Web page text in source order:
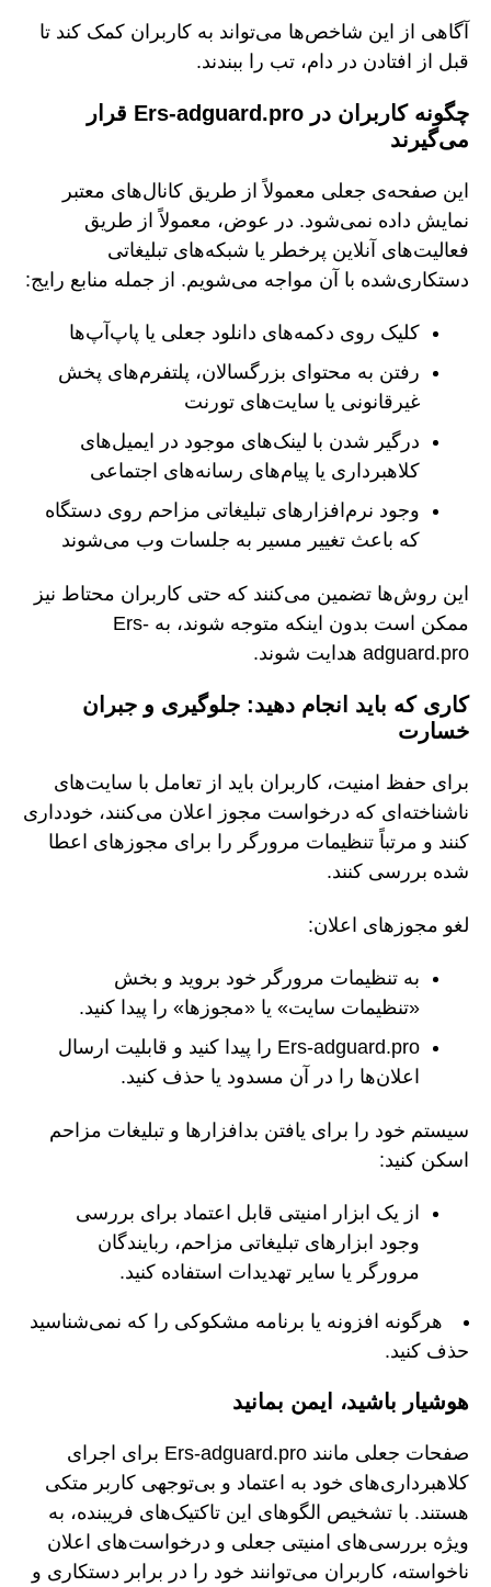
آگاهی از این شاخص‌ها می‌تواند به کاربران کمک کند تا
قبل از افتادن در دام، تب را ببندند.
چگونه کاربران در Ers-adguard.pro قرار
می‌گیرند
این صفحه‌ی جعلی معمولاً از طریق کانال‌های معتبر
نمایش داده نمی‌شود. در عوض، معمولاً از طریق
فعالیت‌های آنلاین پرخطر یا شبکه‌های تبلیغاتی
دستکاری‌شده با آن مواجه می‌شویم. از جمله منابع رایج:
کلیک روی دکمه‌های دانلود جعلی یا پاپ‌آپ‌ها
رفتن به محتوای بزرگسالان، پلتفرم‌های پخش
غیرقانونی یا سایت‌های تورنت
درگیر شدن با لینک‌های موجود در ایمیل‌های
کلاهبرداری یا پیام‌های رسانه‌های اجتماعی
وجود نرم‌افزارهای تبلیغاتی مزاحم روی دستگاه
که باعث تغییر مسیر به جلسات وب می‌شوند
این روش‌ها تضمین می‌کنند که حتی کاربران محتاط نیز
ممکن است بدون اینکه متوجه شوند، به Ers-
adguard.pro هدایت شوند.
کاری که باید انجام دهید: جلوگیری و جبران
خسارت
برای حفظ امنیت، کاربران باید از تعامل با سایت‌های
ناشناخته‌ای که درخواست مجوز اعلان می‌کنند، خودداری
کنند و مرتباً تنظیمات مرورگر را برای مجوزهای اعطا
شده بررسی کنند.
لغو مجوزهای اعلان:
به تنظیمات مرورگر خود بروید و بخش
«تنظیمات سایت» یا «مجوزها» را پیدا کنید.
Ers-adguard.pro را پیدا کنید و قابلیت ارسال
اعلان‌ها را در آن مسدود یا حذف کنید.
سیستم خود را برای یافتن بدافزارها و تبلیغات مزاحم
اسکن کنید:
از یک ابزار امنیتی قابل اعتماد برای بررسی
وجود ابزارهای تبلیغاتی مزاحم، ربایندگان
مرورگر یا سایر تهدیدات استفاده کنید.
هرگونه افزونه یا برنامه مشکوکی را که نمی‌شناسید
حذف کنید.
هوشیار باشید، ایمن بمانید
صفحات جعلی مانند Ers-adguard.pro برای اجرای
کلاهبرداری‌های خود به اعتماد و بی‌توجهی کاربر متکی
هستند. با تشخیص الگوهای این تاکتیک‌های فریبنده، به
ویژه بررسی‌های امنیتی جعلی و درخواست‌های اعلان
ناخواسته، کاربران می‌توانند خود را در برابر دستکاری و